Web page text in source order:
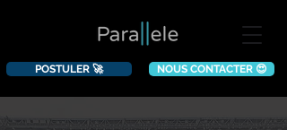
POSTULER 🚀 NOUS CONTACTER 😍